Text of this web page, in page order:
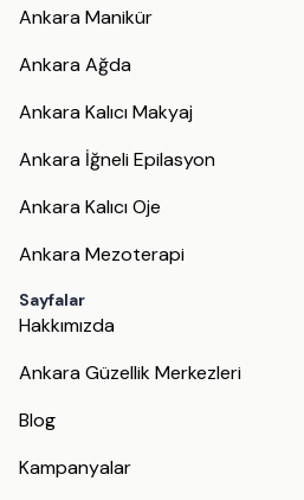
Ankara Manikür
Ankara Ağda
Ankara Kalıcı Makyaj
Ankara İğneli Epilasyon
Ankara Kalıcı Oje
Ankara Mezoterapi
Sayfalar
Hakkımızda
Ankara Güzellik Merkezleri
Blog
Kampanyalar